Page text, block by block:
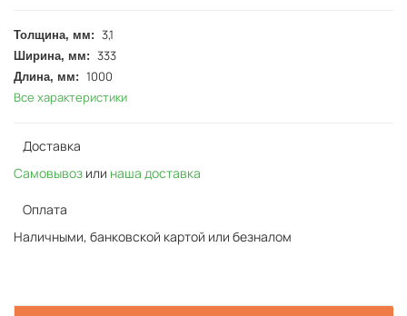
Толщина, мм: 3,1
Ширина, мм: 333
Длина, мм: 1000
Все характеристики
Доставка
Самовывоз или наша доставка
Оплата
Наличными, банковской картой или безналом